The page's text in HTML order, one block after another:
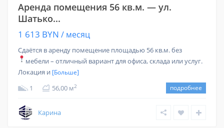
Аренда помещения 56 кв.м. — ул.
Шатько...
1 613 BYN / месяц
Сдаётся в аренду помещение площадью 56 кв.м. без
мебели – отличный вариант для офиса, склада или услуг.
Локация и [Больше]
1 56,00 м2 подробнее
Карина